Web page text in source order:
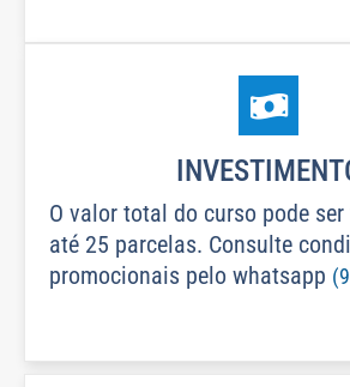
O valor total do curso pode
até 25 parcelas. Consulte
promocionais pelo whatsapp